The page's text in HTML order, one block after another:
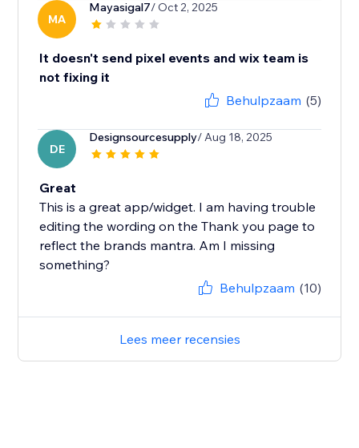
MA
Mayasigal7/ Oct 2, 2025
It doesn't send pixel events and wix team is
not fixing it
Behulpzaam (5)
DE
Designsourcesupply/ Aug 18, 2025
Great
This is a great app/widget. I am having trouble
editing the wording on the Thank you page to
reflect the brands mantra. Am I missing
something?
Behulpzaam (10)
Lees meer recensies